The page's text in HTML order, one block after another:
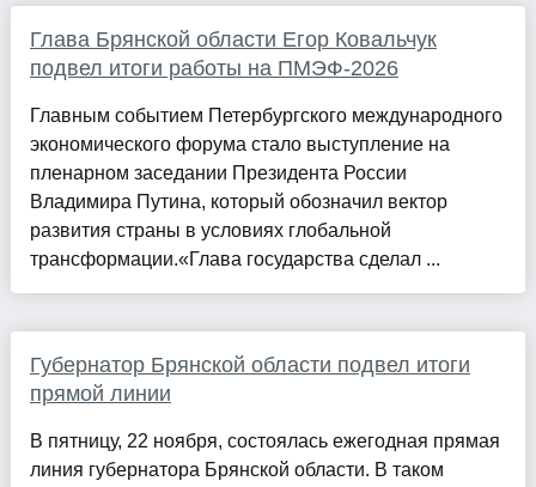
Глава Брянской области Егор Ковальчук
подвел итоги работы на ПМЭФ-2026
Главным событием Петербургского международного
экономического форума стало выступление на
пленарном заседании Президента России
Владимира Путина, который обозначил вектор
развития страны в условиях глобальной
трансформации.«Глава государства сделал ...
Губернатор Брянской области подвел итоги
прямой линии
В пятницу, 22 ноября, состоялась ежегодная прямая
линия губернатора Брянской области. В таком